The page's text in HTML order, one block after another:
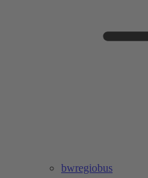
bwregiobus